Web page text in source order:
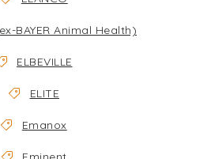
BAYER Animal Health)
ELBEVILLE
ELITE
Emanox